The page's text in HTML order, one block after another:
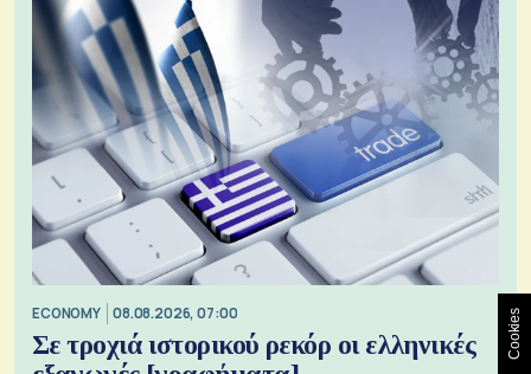
ECONOMY 08.08.2026, 07:00
Σε τροχιά ιστορικού ρεκόρ οι ελληνικές
Cookies